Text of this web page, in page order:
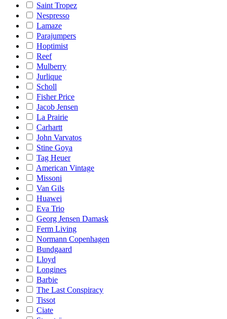
Saint Tropez
Nespresso
Lamaze
Parajumpers
Hoptimist
Reef
Mulberry
Jurlique
Scholl
Fisher Price
Jacob Jensen
La Prairie
Carhartt
John Varvatos
Stine Goya
Tag Heuer
American Vintage
Missoni
Van Gils
Huawei
Eva Trio
Georg Jensen Damask
Ferm Living
Normann Copenhagen
Bundgaard
Lloyd
Longines
Barbie
The Last Conspiracy
Tissot
Ciate